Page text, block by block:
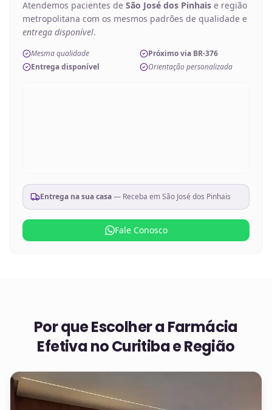
Atendemos pacientes de São José dos Pinhais e região
metropolitana com os mesmos padrões de qualidade e
entrega disponível.
Mesma qualidade
Próximo via BR-376
Entrega disponível
Orientação personalizada
Entrega na sua casa— Receba emSão José dos Pinhais
Fale Conosco
Por que Escolher a Farmácia
Efetiva noCuritiba e Região